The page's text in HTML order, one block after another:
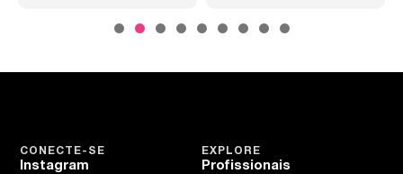
EXPLORE
Profissionais
CONECTE-SE
Instagram